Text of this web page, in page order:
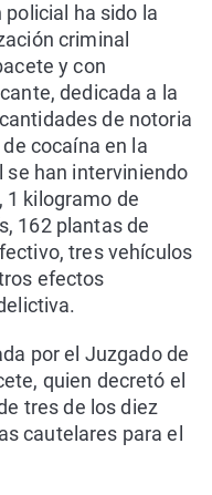
ha sido la
criminal
y con
dedicada a la
de notoria
cocaína en la
se han interviniendo
1 kilogramo de
162 plantas de
tres vehículos
efectos
por el Juzgado de
quien decretó el
tres de los diez
cautelares para el